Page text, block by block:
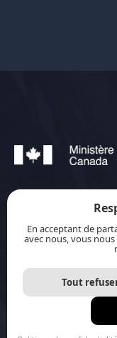
jurisource.ca
Justice du
d’action pour
Protection-
En acceptant de
avec nous, vous
Tout